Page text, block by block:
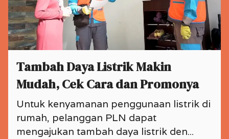
Tambah Daya Listrik Makin
Mudah, Cek Cara dan Promonya
Untuk kenyamanan penggunaan listrik di
rumah, pelanggan PLN dapat
mengajukan tambah daya listrik den...